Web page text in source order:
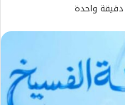
دقيقة واحدة